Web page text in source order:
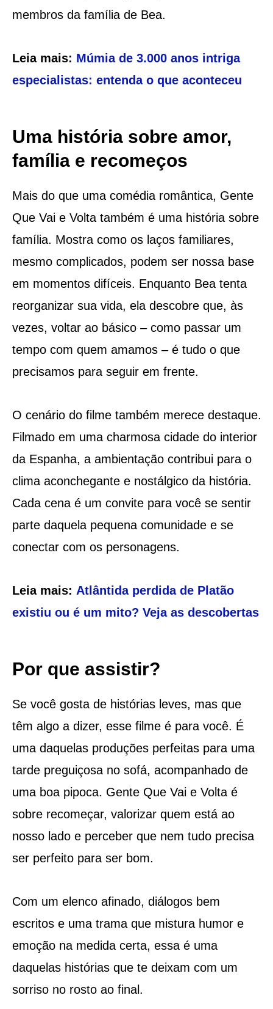
membros da família de Bea.
Leia mais: Múmia de 3.000 anos intriga
especialistas: entenda o que aconteceu
Uma história sobre amor,
família e recomeços
Mais do que uma comédia romântica, Gente
Que Vai e Volta também é uma história sobre
família. Mostra como os laços familiares,
mesmo complicados, podem ser nossa base
em momentos difíceis. Enquanto Bea tenta
reorganizar sua vida, ela descobre que, às
vezes, voltar ao básico – como passar um
tempo com quem amamos – é tudo o que
precisamos para seguir em frente.
O cenário do filme também merece destaque.
Filmado em uma charmosa cidade do interior
da Espanha, a ambientação contribui para o
clima aconchegante e nostálgico da história.
Cada cena é um convite para você se sentir
parte daquela pequena comunidade e se
conectar com os personagens.
Leia mais: Atlântida perdida de Platão
existiu ou é um mito? Veja as descobertas
Por que assistir?
Se você gosta de histórias leves, mas que
têm algo a dizer, esse filme é para você. É
uma daquelas produções perfeitas para uma
tarde preguiçosa no sofá, acompanhado de
uma boa pipoca. Gente Que Vai e Volta é
sobre recomeçar, valorizar quem está ao
nosso lado e perceber que nem tudo precisa
ser perfeito para ser bom.
Com um elenco afinado, diálogos bem
escritos e uma trama que mistura humor e
emoção na medida certa, essa é uma
daquelas histórias que te deixam com um
sorriso no rosto ao final.